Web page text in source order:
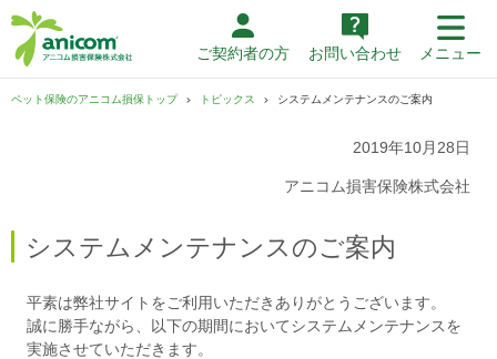
ご契約者の方 お問い合わせ メニュー
ペット保険のアニコム損保トップ トピックス システムメンテナンスのご案内
2019年10月28日
アニコム損害保険株式会社
システムメンテナンスのご案内
平素は弊社サイトをご利用いただきありがとうございます。
誠に勝手ながら、以下の期間においてシステムメンテナンスを
実施させていただきます。